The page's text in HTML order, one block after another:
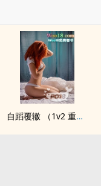
自蹈覆辙 （1v2 重生）